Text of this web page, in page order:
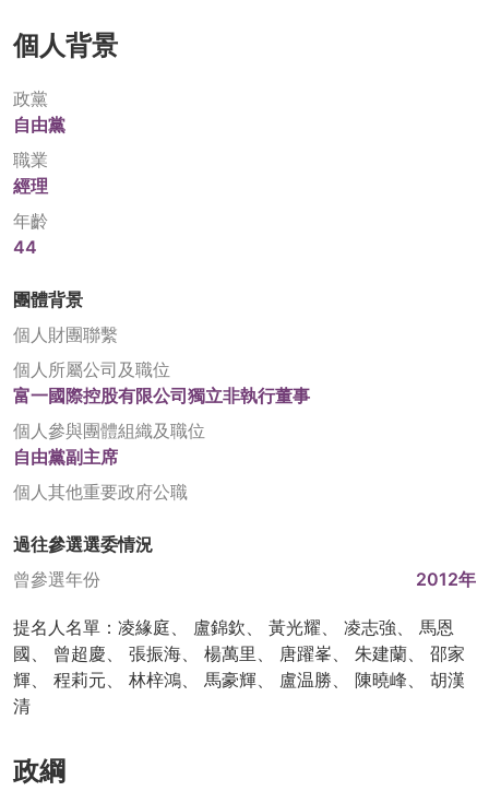
個人背景
政黨
自由黨
職業
經理
年齡
44
團體背景
個人財團聯繫
個人所屬公司及職位
富一國際控股有限公司獨立非執行董事
個人參與團體組織及職位
自由黨副主席
個人其他重要政府公職
過往參選選委情況
曾參選年份
2012年
提名人名單：凌緣庭、 盧錦欽、 黃光耀、 凌志強、 馬恩
國、 曾超慶、 張振海、 楊萬里、 唐躍峯、 朱建蘭、 邵家
輝、 程莉元、 林梓鴻、 馬豪輝、 盧温勝、 陳曉峰、 胡漢
清
政綱